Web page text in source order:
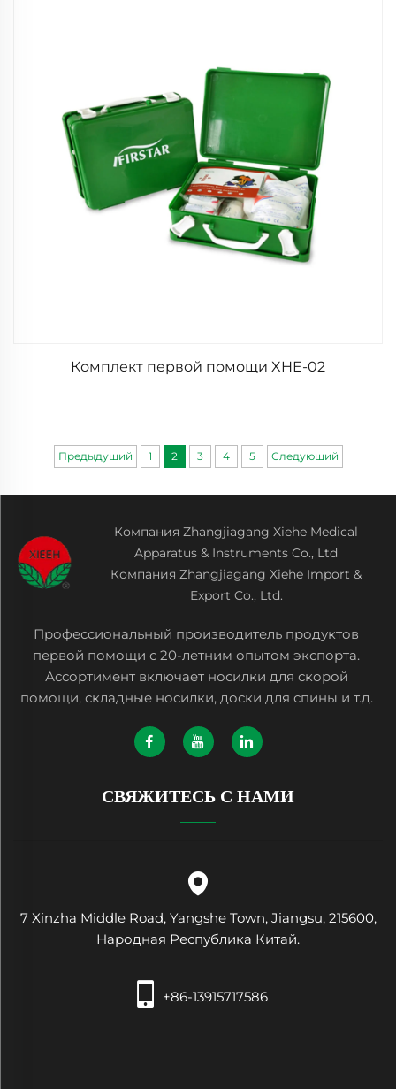
Комплект первой помощи XHE-02
Предыдущий 1 2 3 4 5 Следующий
Компания Zhangjiagang Xiehe Medical
Apparatus & Instruments Co., Ltd
Компания Zhangjiagang Xiehe Import &
Export Co., Ltd.
Профессиональный производитель продуктов
первой помощи с 20-летним опытом экспорта.
Ассортимент включает носилки для скорой
помощи, складные носилки, доски для спины и т.д.
СВЯЖИТЕСЬ С НАМИ
7 Xinzha Middle Road, Yangshe Town, Jiangsu, 215600,
Народная Республика Китай.
+86-13915717586